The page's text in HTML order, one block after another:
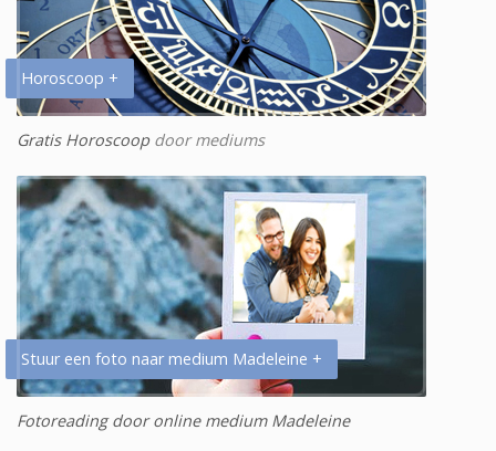
Horoscoop +
Gratis Horoscoopdoor mediums
Stuur een foto naar medium Madeleine +
Fotoreading door online medium Madeleine